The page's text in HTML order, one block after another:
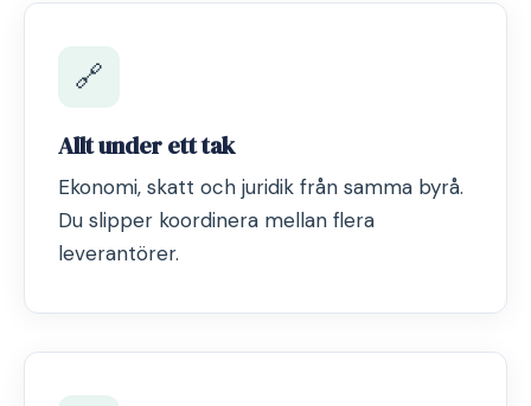
🔗
Allt under ett tak
Ekonomi, skatt och juridik från samma byrå.
Du slipper koordinera mellan flera
leverantörer.